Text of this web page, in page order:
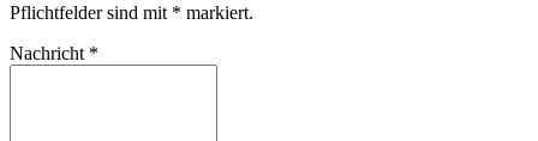
Pflichtfelder sind mit * markiert.
Nachricht *